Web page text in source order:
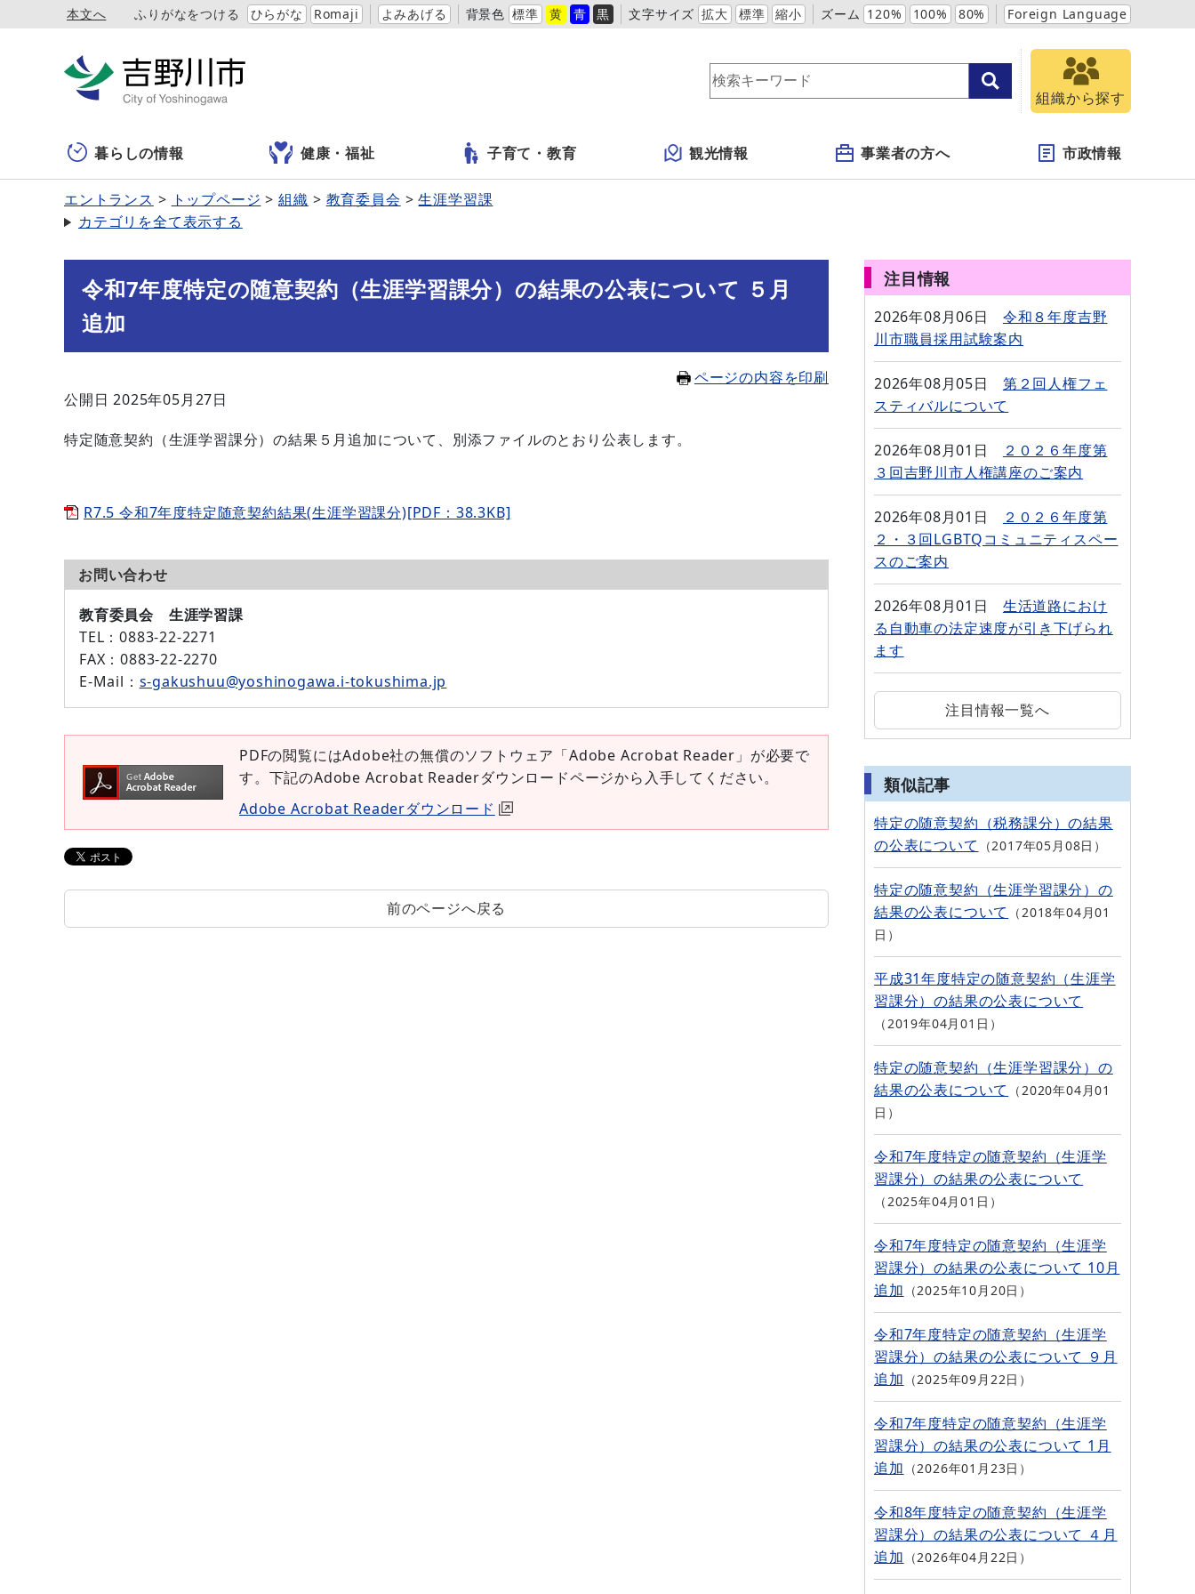
本文へ ふりがなをつける ひらがな Romaji よみあげる 背景色 標準 黄 青 黒 文字サイズ 拡大 標準 縮小 ズーム 120% 100% 80% Foreign Language
組織から探す
暮らしの情報 健康・福祉 子育て・教育 観光情報 事業者の方へ 市政情報
エントランス トップページ 組織 教育委員会
生涯学習課
カテゴリを全て表示する
令和7年度特定の随意契約（生涯学習課分）の結果の公表について ５月
追加
ページの内容を印刷
公開日 2025年05月27日
特定随意契約（生涯学習課分）の結果５月追加について、別添ファイルのとおり公表します。
R7.5 令和7年度特定随意契約結果(生涯学習課分)[PDF：38.3KB]
お問い合わせ
教育委員会 生涯学習課
TEL ：0883-22-2271
FAX ：0883-22-2270
E-Mail ： s-gakushuu@yoshinogawa.i-tokushima.jp
PDFの閲覧にはAdobe社の無償のソフトウェア「Adobe Acrobat Reader」が必要で
す。下記のAdobe Acrobat Readerダウンロードページから入手してください。
Adobe Acrobat Readerダウンロード
前のページへ戻る
注目情報
2026年08月06日
令和８年度吉野
川市職員採用試験案内
2026年08月05日
第２回人権フェ
スティバルについて
2026年08月01日
２０２６年度第
３回吉野川市人権講座のご案内
2026年08月01日
２０２６年度第
２・３回LGBTQコミュニティスペー
スのご案内
2026年08月01日
生活道路におけ
る自動車の法定速度が引き下げられ
ます
注目情報一覧へ
類似記事
特定の随意契約（税務課分）の結果
の公表について
2017年05月08日
特定の随意契約（生涯学習課分）の
結果の公表について
2018年04月01
日
平成31年度特定の随意契約（生涯学
習課分）の結果の公表について
2019年04月01日
特定の随意契約（生涯学習課分）の
結果の公表について
2020年04月01
日
令和7年度特定の随意契約（生涯学
習課分）の結果の公表について
2025年04月01日
令和7年度特定の随意契約（生涯学
習課分）の結果の公表について 10月
追加
2025年10月20日
令和7年度特定の随意契約（生涯学
習課分）の結果の公表について ９月
追加
2025年09月22日
令和7年度特定の随意契約（生涯学
習課分）の結果の公表について 1月
追加
2026年01月23日
令和8年度特定の随意契約（生涯学
習課分）の結果の公表について ４月
追加
2026年04月22日